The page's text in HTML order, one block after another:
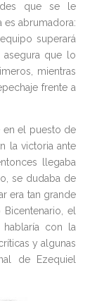
que se le
es abrumadora:
superará
que lo
mientras
frente a
en el puesto de
la victoria ante
llegaba
se dudaba de
era tan grande
el
con la
y algunas
de Ezequiel